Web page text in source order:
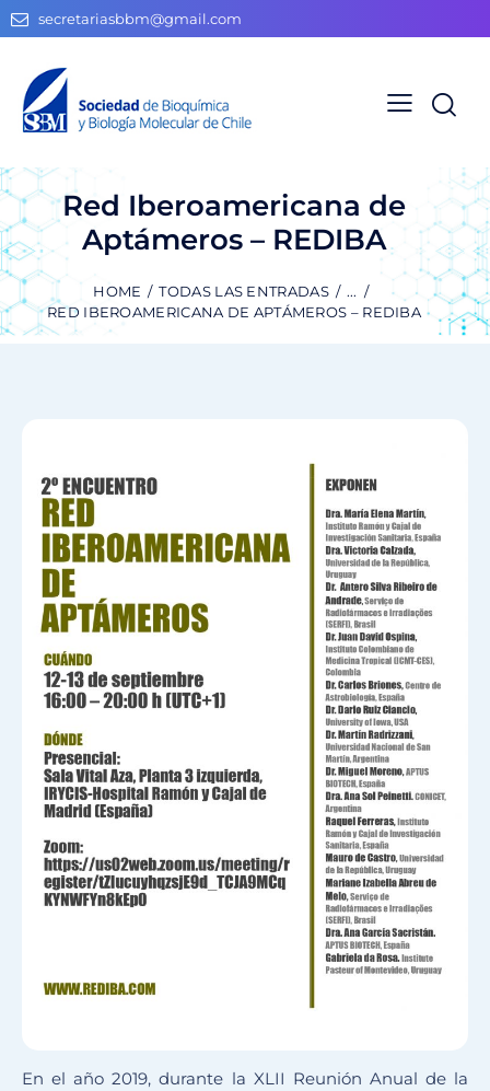
secretariasbbm@gmail.com
Red Iberoamericana de
Aptámeros – REDIBA
HOME TODAS LAS ENTRADAS
...
RED IBEROAMERICANA DE APTÁMEROS – REDIBA
En el año 2019, durante la XLII Reunión Anual de la